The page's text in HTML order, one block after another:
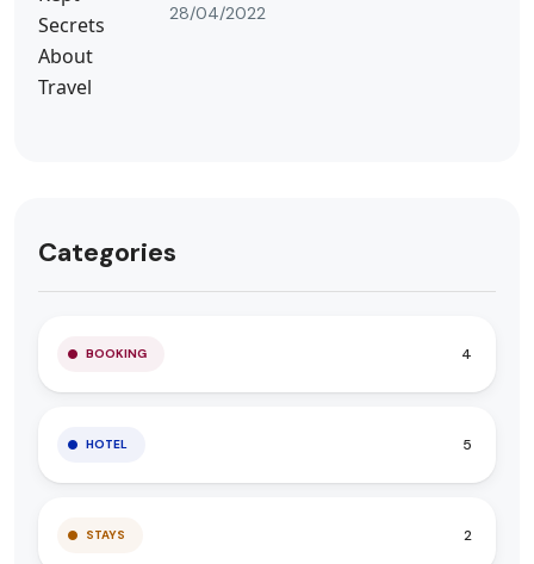
28/04/2022
Categories
BOOKING 4
HOTEL 5
STAYS 2